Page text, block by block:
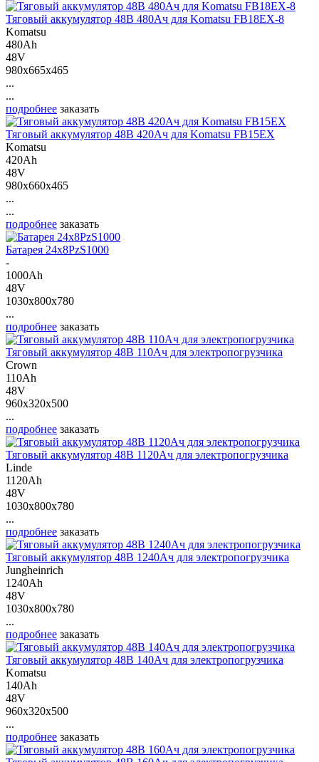
Тяговый аккумулятор 48В 480Ач для Komatsu FB18EX-8
Komatsu
480Ah
48V
980x665x465
...
...
подробнее заказать
Тяговый аккумулятор 48В 420Ач для Komatsu FB15EX
Komatsu
420Ah
48V
980x660x465
...
...
подробнее заказать
Батарея 24х8PzS1000
-
1000Ah
48V
1030x800x780
...
подробнее заказать
Тяговый аккумулятор 48В 110Ач для электропогрузчика
Crown
110Ah
48V
960x320x500
...
подробнее заказать
Тяговый аккумулятор 48В 1120Ач для электропогрузчика
Linde
1120Ah
48V
1030x800x780
...
подробнее заказать
Тяговый аккумулятор 48В 1240Ач для электропогрузчика
Jungheinrich
1240Ah
48V
1030x800x780
...
подробнее заказать
Тяговый аккумулятор 48В 140Ач для электропогрузчика
Komatsu
140Ah
48V
960x320x500
...
подробнее заказать